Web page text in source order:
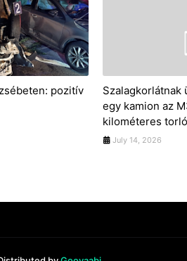
pozitív
Szalagkorlátnak
egy kamion az
kilométeres
July 14, 2026